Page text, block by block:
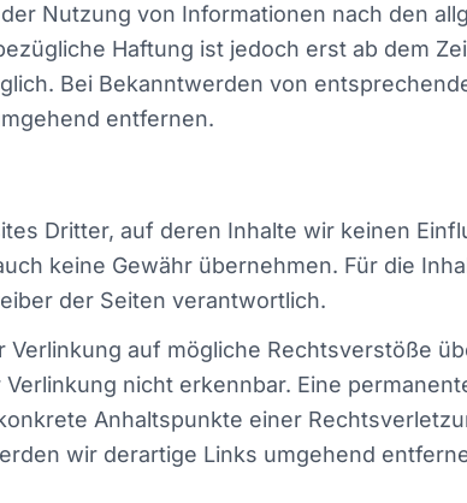
Nutzung von Informationen nach den
Haftung ist jedoch erst ab dem
Bei Bekanntwerden von
entfernen.
Dritter, auf deren Inhalte wir keinen
keine Gewähr übernehmen. Für die
der Seiten verantwortlich.
auf mögliche Rechtsverstöße
nicht erkennbar. Eine
Anhaltspunkte einer
wir derartige Links umgehend